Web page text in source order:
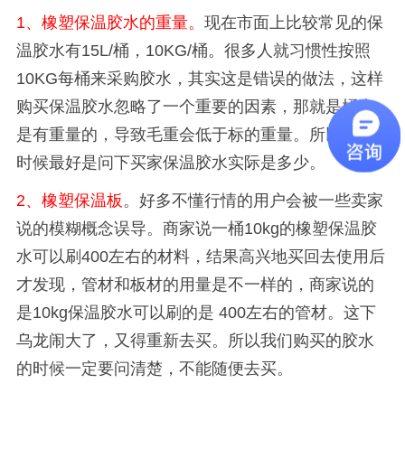
1、橡塑保温胶水的重量。 现在市面上比较常见的保
温胶水有15L/桶， 10KG/桶。很多人就习惯性按照
10KG每桶来采购胶水，其实这是错误的做法，这样
购买保温胶水忽略了一个重要的因素，那就是桶也
是有重量的，导致毛重会低于标的重量。所以买的
时候最好是问下买家保温胶水实际是多少。
2、橡塑保温板。好多不懂行情的用户会被一些卖家
说的模糊概念误导。商家说一桶10kg的橡塑保温胶
水可以刷 400左右的材料，结果高兴地买回去使用后
才发现，管材和板材的用量是不一样的，商家说的
是10kg保温胶水可以刷的是 400左右的管材。这下
乌龙闹大了，又得重新去买。所以我们购买的胶水
的时候一定要问清楚，不能随便去买。